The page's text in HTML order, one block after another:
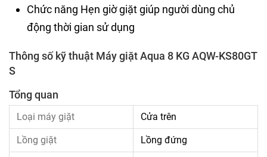
Chức năng Hẹn giờ giặt giúp người dùng chủ
động thời gian sử dụng
Thông số kỹ thuật Máy giặt Aqua 8 KG AQW-KS80GT
S
Tổng quan
Loại máy giặt Cửa trên
Lồng giặt Lồng đứng